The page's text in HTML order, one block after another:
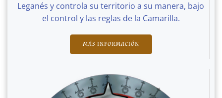
Leganés y controla su territorio a su manera, bajo
el control y las reglas de la Camarilla.
MÁS INFORMACIÓN